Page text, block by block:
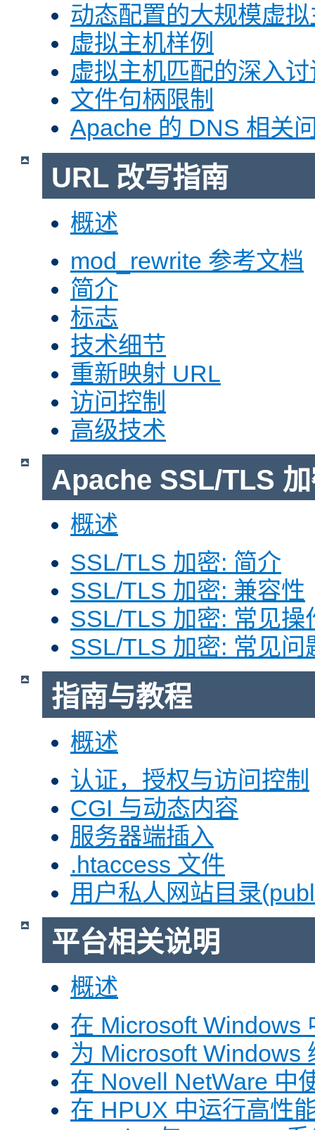
动态配置的大规模虚
虚拟主机样例
虚拟主机匹配的深入讨
文件句柄限制
Apache 的 DNS 相关
URL 改写指南
概述
mod_rewrite 参考文档
简介
标志
技术细节
重新映射 URL
访问控制
高级技术
Apache SSL/TLS
概述
SSL/TLS 加密: 简介
SSL/TLS 加密: 兼容性
SSL/TLS 加密: 常见操
SSL/TLS 加密: 常见问
指南与教程
概述
认证，授权与访问控制
CGI 与动态内容
服务器端插入
.htaccess 文件
用户私人网站目录
平台相关说明
概述
在 Microsoft Windows
为 Microsoft Windows
在 Novell NetWare 中
在 HPUX 中运行高性